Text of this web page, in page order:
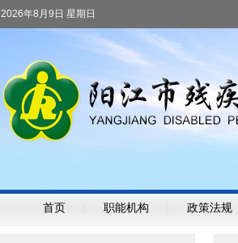
2026年8月9日 星期日
首页 职能机构 政策法规